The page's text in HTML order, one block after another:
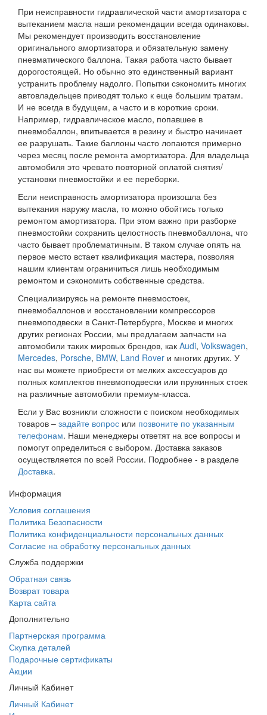
При неисправности гидравлической части амортизатора с
вытеканием масла наши рекомендации всегда одинаковы.
Мы рекомендует производить восстановление
оригинального амортизатора и обязательную замену
пневматического баллона. Такая работа часто бывает
дорогостоящей. Но обычно это единственный вариант
устранить проблему надолго. Попытки сэкономить многих
автовладельцев приводят только к еще большим тратам.
И не всегда в будущем, а часто и в короткие сроки.
Например, гидравлическое масло, попавшее в
пневмобаллон, впитывается в резину и быстро начинает
ее разрушать. Такие баллоны часто лопаются примерно
через месяц после ремонта амортизатора. Для владельца
автомобиля это чревато повторной оплатой снятия/
установки пневмостойки и ее переборки.
Если неисправность амортизатора произошла без
вытекания наружу масла, то можно обойтись только
ремонтом амортизатора. При этом важно при разборке
пневмостойки сохранить целостность пневмобаллона, что
часто бывает проблематичным. В таком случае опять на
первое место встает квалификация мастера, позволяя
нашим клиентам ограничиться лишь необходимым
ремонтом и сэкономить собственные средства.
Специализируясь на ремонте пневмостоек,
пневмобаллонов и восстановлении компрессоров
пневмоподвески в Санкт-Петербурге, Москве и многих
других регионах России, мы предлагаем запчасти на
автомобили таких мировых брендов, как Audi, Volkswagen,
Mercedes, Porsche, BMW, Land Rover и многих других. У
нас вы можете приобрести от мелких аксессуаров до
полных комплектов пневмоподвески или пружинных стоек
на различные автомобили премиум-класса.
Если у Вас возникли сложности с поиском необходимых
товаров – задайте вопрос или позвоните по указанным
телефонам. Наши менеджеры ответят на все вопросы и
помогут определиться с выбором. Доставка заказов
осуществляется по всей России. Подробнее - в разделе
Доставка.
Информация
Условия соглашения
Политика Безопасности
Политика конфиденциальности персональных данных
Согласие на обработку персональных данных
Служба поддержки
Обратная связь
Возврат товара
Карта сайта
Дополнительно
Партнерская программа
Скупка деталей
Подарочные сертификаты
Акции
Личный Кабинет
Личный Кабинет